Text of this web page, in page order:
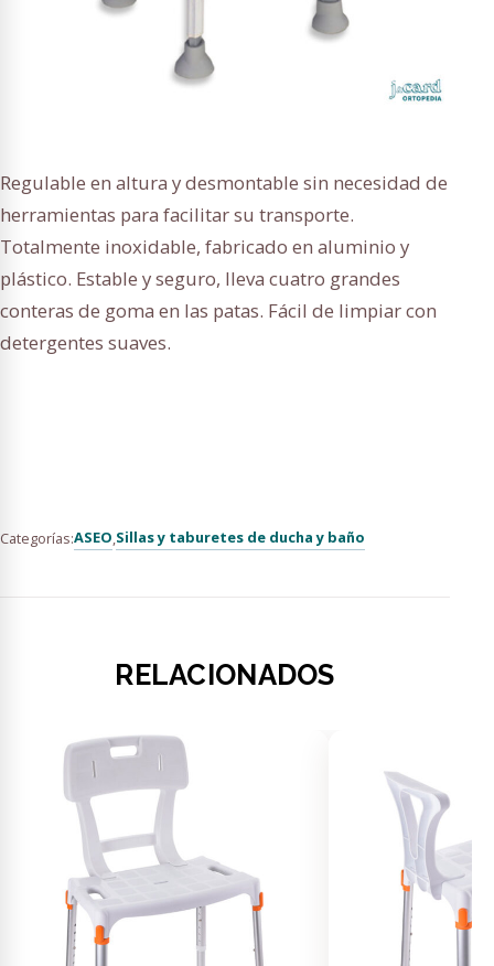
Regulable en altura y desmontable sin necesidad de
herramientas para facilitar su transporte.
Totalmente inoxidable, fabricado en aluminio y
plástico. Estable y seguro, lleva cuatro grandes
conteras de goma en las patas. Fácil de limpiar con
detergentes suaves.
Categorías:ASEO,Sillas y taburetes de ducha y baño
RELACIONADOS